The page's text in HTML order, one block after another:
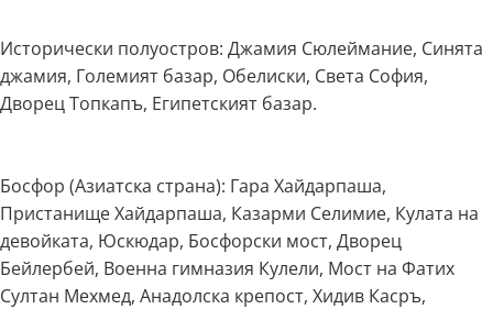
Исторически полуостров: Джамия Сюлеймание, Синята
джамия, Големият базар, Обелиски, Света София,
Дворец Топкапъ, Египетският базар.
Босфор (Азиатска страна): Гара Хайдарпаша,
Пристанище Хайдарпаша, Казарми Селимие, Кулата на
девойката, Юскюдар, Босфорски мост, Дворец
Бейлербей, Военна гимназия Кулели, Мост на Фатих
Султан Мехмед, Анадолска крепост, Хидив Касръ,